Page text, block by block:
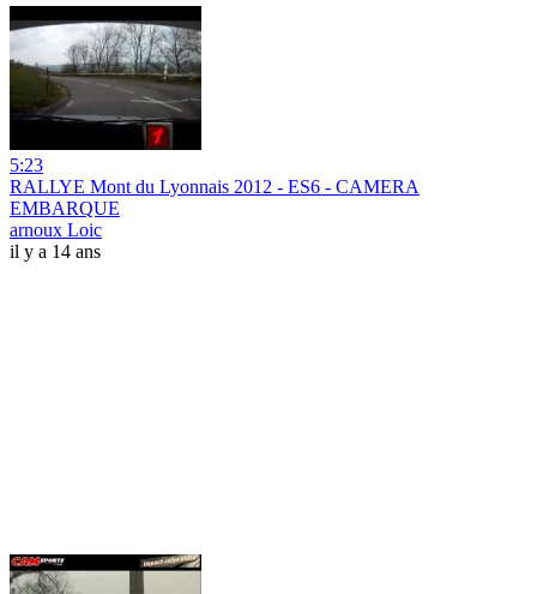
5:23
RALLYE Mont du Lyonnais 2012 - ES6 - CAMERA
EMBARQUE
arnoux Loic
il y a 14 ans